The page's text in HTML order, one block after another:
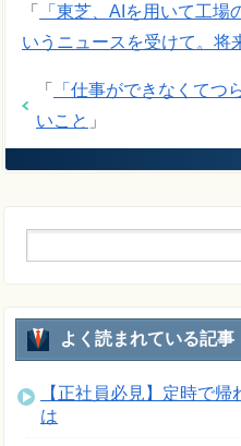
「
「東芝、AIを用いて工場
いうニュースを受けて。将
「
「仕事ができなくてつ
いこと 」
よく読まれている記事
【正社員必見】定時で
は